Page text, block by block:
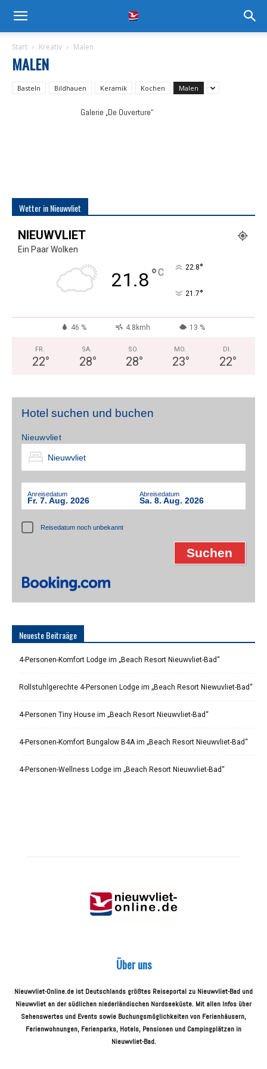
Start Kreativ Malen
MALEN
Basteln Bildhauen Keramik Kochen Malen
Galerie „De Ouverture“
Wetter in Nieuwvliet
NIEUWVLIET
Ein Paar Wolken
21.8°C 22.8°
21.7°
46 % 4.8kmh 13 %
FR.
22°
SA.
28°
SO.
28°
MO.
23°
DI.
22°
Hotel suchen und buchen
Nieuwvliet
Anreisedatum
Fr. 7. Aug. 2026
Abreisedatum
Sa. 8. Aug. 2026
Reisedatum noch unbekannt
Neueste Beitraäge
4-Personen-Komfort Lodge im „Beach Resort Nieuwvliet-Bad“
Rollstuhlgerechte 4-Personen Lodge im „Beach Resort Niewuvliet-Bad“
4-Personen Tiny House im „Beach Resort Nieuwvliet-Bad“
4-Personen-Komfort Bungalow B4A im „Beach Resort Nieuwvliet-Bad“
4-Personen-Wellness Lodge im „Beach Resort Nieuwvliet-Bad“
Über uns
Nieuwvliet-Online.de ist Deutschlands größtes Reiseportal zu Nieuwvliet-Bad und
Nieuwvliet an der südlichen niederländischen Nordseeküste. Mit allen Infos über
Sehenswertes und Events sowie Buchungsmöglichkeiten von Ferienhäusern,
Ferienwohnungen, Ferienparks, Hotels, Pensionen und Campingplätzen in
Nieuwvliet-Bad.